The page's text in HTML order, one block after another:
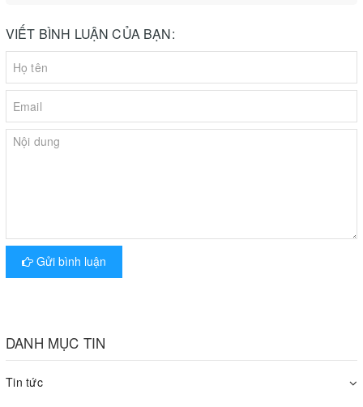
Cấu tạo chung của Pa lăng xích kéo tay Nitto
1. Xích tải
4. Phanh tự động có bề mặt ma sát.
5. Móc treo pa lăng.
VIẾT BÌNH LUẬN CỦA BẠN:
Gửi bình luận
DANH MỤC TIN
Tin tức